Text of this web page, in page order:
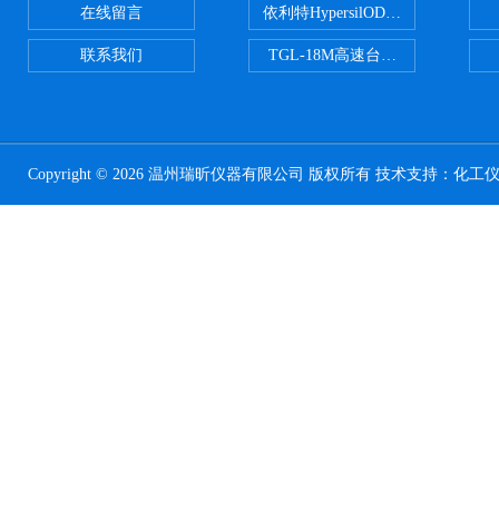
在线留言
联系我们
依利特HypersilODS2/C18/C8/
TGL-18M高速台式冷冻离心机
Copyright © 2026 温州瑞昕仪器有限公司 版权所有 技术支持： 化工